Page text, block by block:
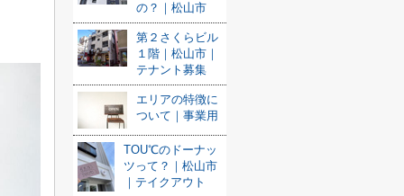
の？｜松山市
第２さくらビル
１階｜松山市｜
テナント募集
エリアの特徴に
ついて｜事業用
TOU℃のドーナッ
ツって？｜松山市
｜テイクアウト